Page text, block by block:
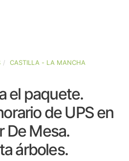
CASTILLA - LA MANCHA
el paquete.
de UPS en
De Mesa.
árboles.